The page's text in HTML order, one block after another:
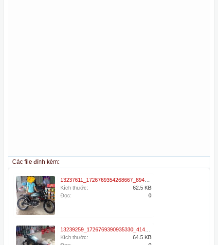
Các file đính kèm:
Kích thước:
62.5 KB
Đọc:
0
Kích thước:
64.5 KB